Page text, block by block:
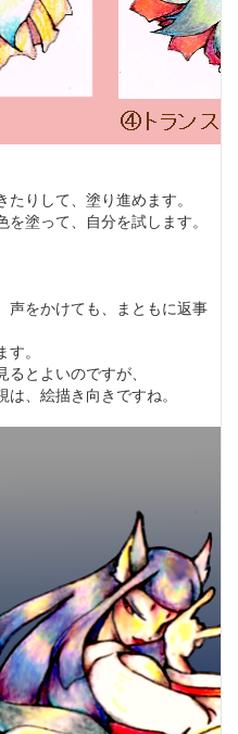
りして、塗り進めます。
塗って、自分を試します。
声をかけても、まともに返事
。
とよいのですが、
、絵描き向きですね。